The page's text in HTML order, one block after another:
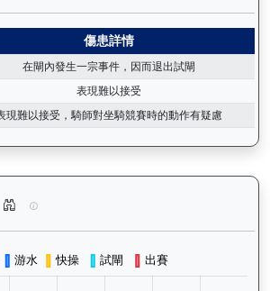
傷患詳情
在閘內發生一宗事件，因而退出試閘
表現難以接受
現難以接受，騎師對坐騎競賽時的動作有疑慮
運來伍寶（J153）— 晨操及出賽紀錄圖